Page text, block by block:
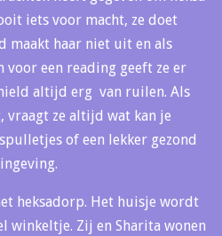
iets voor macht, ze doet
maakt haar niet uit en als
voor een reading geeft ze er
altijd erg van ruilen. Als
vraagt ze altijd wat kan je
of een lekker gezond
heksadorp. Het huisje wordt
winkeltje. Zij en Sharita wonen